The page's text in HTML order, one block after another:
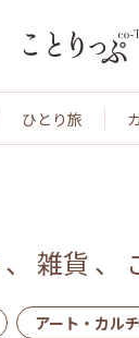
ひとり旅
、 雑貨 、
アート・カル